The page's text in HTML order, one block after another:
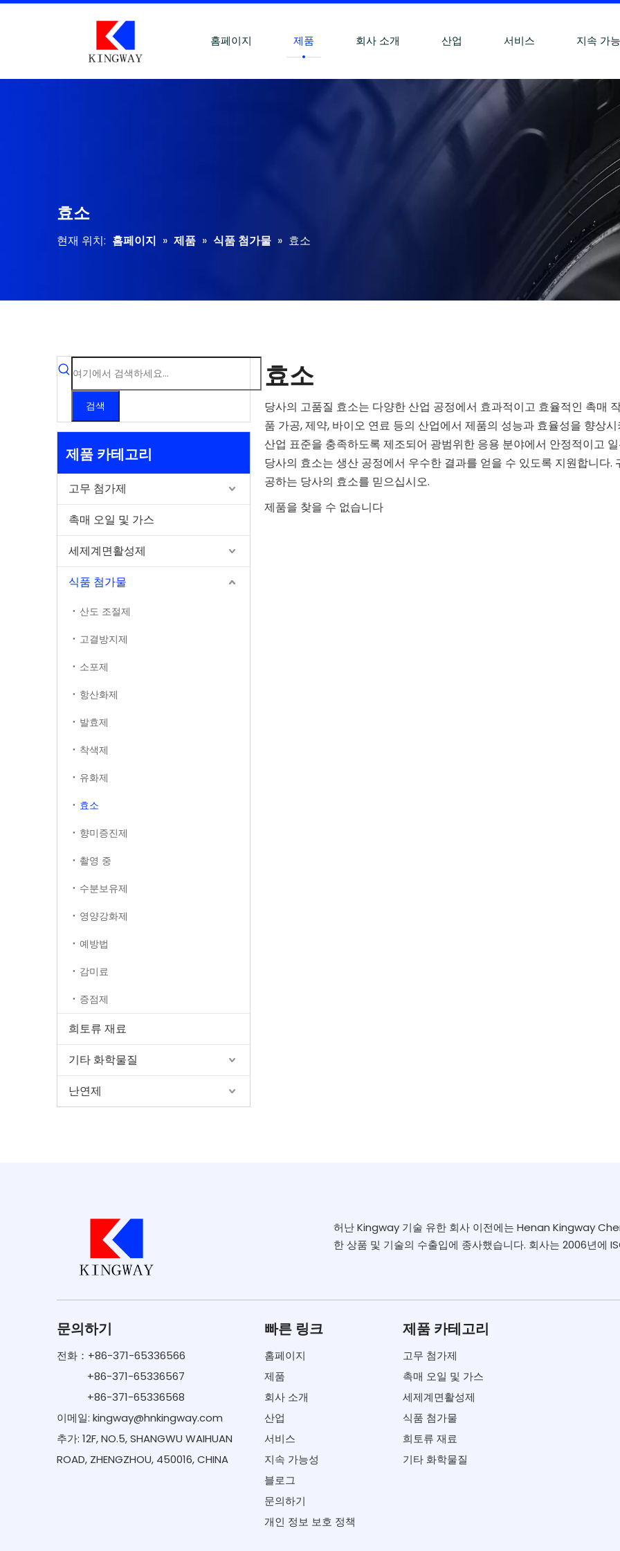
홈페이지 제품 회사 소개 산업 서비스 지속 가
효소
현재 위치: 홈페이지 » 제품 » 식품 첨가물 » 효소
검색
제품 카테고리
고무 첨가제
촉매 오일 및 가스
세제계면활성제
식품 첨가물
산도 조절제
고결방지제
소포제
항산화제
발효제
착색제
유화제
효소
향미증진제
촬영 중
수분보유제
영양강화제
예방법
감미료
증점제
희토류 재료
기타 화학물질
난연제
효소
당사의 고품질 효소는 다양한 산업 공정에서 효과적이고 효율적인 촉매
품 가공, 제약, 바이오 연료 등의 산업에서 제품의 성능과 효율성을 향상
산업 표준을 충족하도록 제조되어 광범위한 응용 분야에서 안정적이고
당사의 효소는 생산 공정에서 우수한 결과를 얻을 수 있도록 지원합니다
공하는 당사의 효소를 믿으십시오.
제품을 찾을 수 없습니다
허난 Kingway 기술 유한 회사 이전에는 Henan Kingway
한 상품 및 기술의 수출입에 종사했습니다. 회사는 2006년에
문의하기
전화：+86-371-65336566
+86-371-65336567
+86-371-65336568
이메일: kingway@hnkingway.com
추가: 12F, NO.5, SHANGWU WAIHUAN
ROAD, ZHENGZHOU, 450016, CHINA
빠른 링크
홈페이지
제품
회사 소개
산업
서비스
지속 가능성
블로그
문의하기
개인 정보 보호 정책
제품 카테고리
고무 첨가제
촉매 오일 및 가스
세제계면활성제
식품 첨가물
희토류 재료
기타 화학물질